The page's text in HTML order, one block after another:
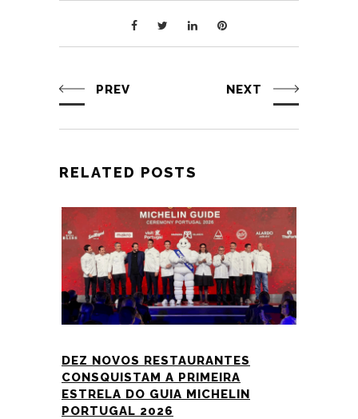
PREV NEXT
RELATED POSTS
DEZ NOVOS RESTAURANTES
CONSQUISTAM A PRIMEIRA
ESTRELA DO GUIA MICHELIN
PORTUGAL 2026